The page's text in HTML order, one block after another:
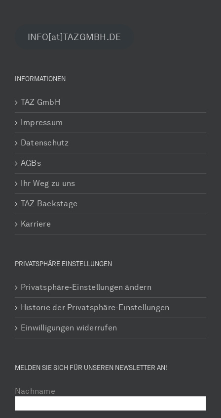
INFO[at]TAZGMBH.DE
INFORMATIONEN
TAZ GmbH
Impressum
Datenschutz
AGBs
Ihr Weg zu uns
TAZ Backstage
Karriere
PRIVATSPHÄRE EINSTELLUNGEN
Privatsphäre-Einstellungen ändern
Historie der Privatsphäre-Einstellungen
Einwilligungen widerrufen
MELDEN SIE SICH FÜR UNSEREN NEWSLETTER AN!
Nachname